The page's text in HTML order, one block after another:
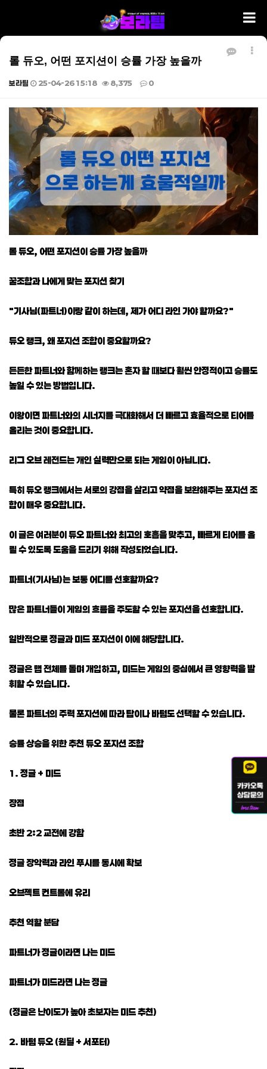
롤 듀오, 어떤 포지션이 승률 가장 높을까
보라팀 25-04-26 15:18 8,375 0
본문
롤 듀오, 어떤 포지션이 승률 가장 높을까
꿀조합과 나에게 맞는 포지션 찾기
"기사님(파트너)이랑 같이 하는데, 제가 어디 라인 가야 할까요?"
듀오 랭크, 왜 포지션 조합이 중요할까요?
든든한 파트너와 함께하는 랭크는 혼자 할 때보다 훨씬 안정적이고 승률도
높일 수 있는 방법입니다.
이왕이면 파트너와의 시너지를 극대화해서 더 빠르고 효율적으로 티어를
올리는 것이 중요합니다.
리그 오브 레전드는 개인 실력만으로 되는 게임이 아닙니다.
특히 듀오 랭크에서는 서로의 강점을 살리고 약점을 보완해주는 포지션 조
합이 매우 중요합니다.
이 글은 여러분이 듀오 파트너와 최고의 호흡을 맞추고, 빠르게 티어를 올
릴 수 있도록 도움을 드리기 위해 작성되었습니다.
파트너(기사님)는 보통 어디를 선호할까요?
많은 파트너들이 게임의 흐름을 주도할 수 있는 포지션을 선호합니다.
일반적으로 정글과 미드 포지션이 이에 해당합니다.
정글은 맵 전체를 돌며 개입하고, 미드는 게임의 중심에서 큰 영향력을 발
휘할 수 있습니다.
물론 파트너의 주력 포지션에 따라 탑이나 바텀도 선택할 수 있습니다.
승률 상승을 위한 추천 듀오 포지션 조합
1. 정글 + 미드
장점
초반 2:2 교전에 강함
정글 장악력과 라인 푸시를 동시에 확보
오브젝트 컨트롤에 유리
추천 역할 분담
파트너가 정글이라면 나는 미드
파트너가 미드라면 나는 정글
(정글은 난이도가 높아 초보자는 미드 추천)
2. 바텀 듀오 (원딜 + 서포터)